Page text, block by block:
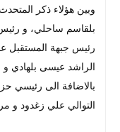
وبين هؤلاء ذكر
بلقاسم ساحلي، و
رئيس جبهة المستقبل
الراشد عيسى بلهادي و
بالاضافة الى رئيسي
التوالي علي زغدود و